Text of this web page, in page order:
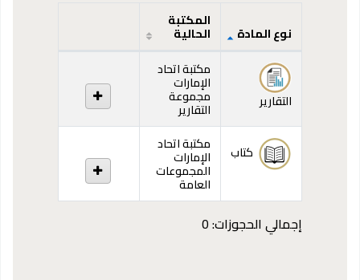
المقتنيات
نوع المادة
المكتبة
الحالية
التقارير
مكتبة اتحاد
الإمارات
مجموعة
التقارير
كتاب
مكتبة اتحاد
الإمارات
المجموعات
العامة
إجمالي الحجوزات: 0